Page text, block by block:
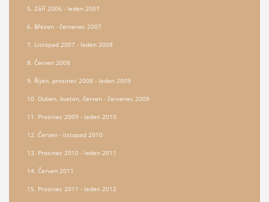
5. Září 2006 - leden 2007
6. Březen - červenec 2007
7. Listopad 2007 - leden 2008
8. Červen 2008
9. Říjen, prosinec 2008 - leden 2009
10. Duben, kveten, červen - červenec 2009
11. Prosinec 2009 - leden 2010
12. Červen - listopad 2010
13. Prosinec 2010 - leden 2011
14. Červen 2011
15. Prosinec 2011 - leden 2012